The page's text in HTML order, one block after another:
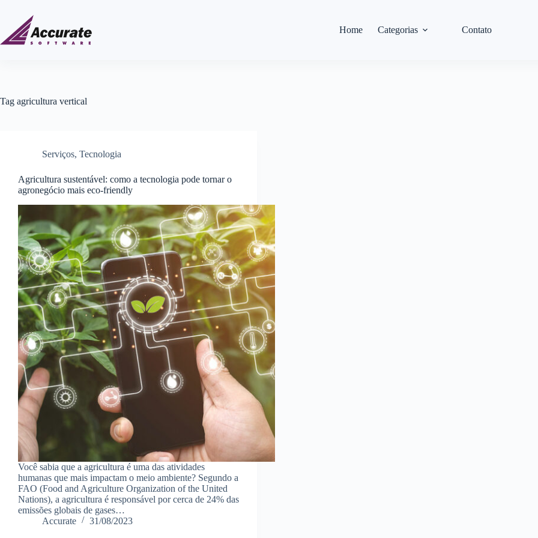
Home Categorias Contato
Tag agricultura vertical
Serviços, Tecnologia
Agricultura sustentável: como a tecnologia pode tornar o
agronegócio mais eco-friendly
Você sabia que a agricultura é uma das atividades
humanas que mais impactam o meio ambiente? Segundo a
FAO (Food and Agriculture Organization of the United
Nations), a agricultura é responsável por cerca de 24% das
emissões globais de gases…
Accurate
31/08/2023